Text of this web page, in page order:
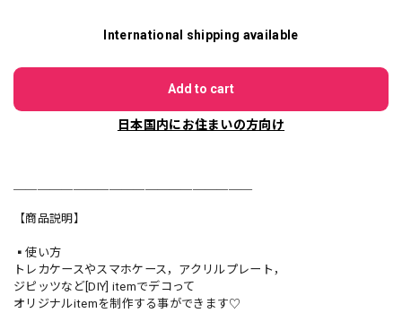
International shipping available
Add to cart
日本国内にお住まいの方向け
【商品説明】
▪️使い方
トレカケースやスマホケース，アクリルプレート，
ジピッツなど[DIY] itemでデコって
オリジナルitemを制作する事ができます♡